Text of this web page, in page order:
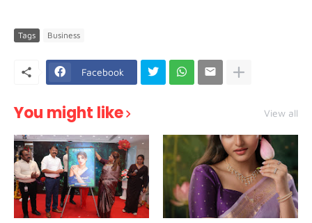
Tags Business
Facebook
You might like View all